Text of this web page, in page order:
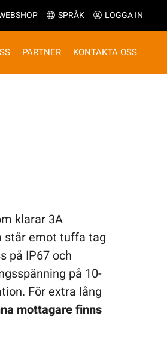
SPRÅK LOGGA IN
PARTNER KONTAKTA OSS
klarar 3A
står emot tuffa tag
på IP67 och
på 10-
För extra lång
mottagare finns